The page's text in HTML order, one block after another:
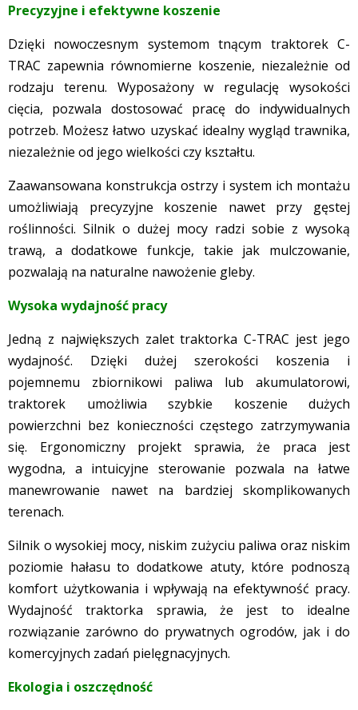
Precyzyjne i efektywne koszenie
Dzięki nowoczesnym systemom tnącym traktorek C-
TRAC zapewnia równomierne koszenie, niezależnie od
rodzaju terenu. Wyposażony w regulację wysokości
cięcia, pozwala dostosować pracę do indywidualnych
potrzeb. Możesz łatwo uzyskać idealny wygląd trawnika,
niezależnie od jego wielkości czy kształtu.
Zaawansowana konstrukcja ostrzy i system ich montażu
umożliwiają precyzyjne koszenie nawet przy gęstej
roślinności. Silnik o dużej mocy radzi sobie z wysoką
trawą, a dodatkowe funkcje, takie jak mulczowanie,
pozwalają na naturalne nawożenie gleby.
Wysoka wydajność pracy
Jedną z największych zalet traktorka C-TRAC jest jego
wydajność. Dzięki dużej szerokości koszenia i
pojemnemu zbiornikowi paliwa lub akumulatorowi,
traktorek umożliwia szybkie koszenie dużych
powierzchni bez konieczności częstego zatrzymywania
się. Ergonomiczny projekt sprawia, że praca jest
wygodna, a intuicyjne sterowanie pozwala na łatwe
manewrowanie nawet na bardziej skomplikowanych
terenach.
Silnik o wysokiej mocy, niskim zużyciu paliwa oraz niskim
poziomie hałasu to dodatkowe atuty, które podnoszą
komfort użytkowania i wpływają na efektywność pracy.
Wydajność traktorka sprawia, że jest to idealne
rozwiązanie zarówno do prywatnych ogrodów, jak i do
komercyjnych zadań pielęgnacyjnych.
Ekologia i oszczędność